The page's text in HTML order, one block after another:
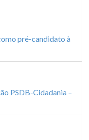
pré-candidato à
PSDB-Cidadania –